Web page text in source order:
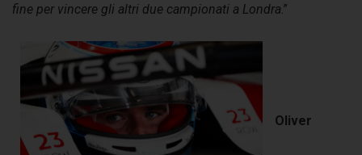
fine per vincere gli altri due campionati a Londra .”
Oliver